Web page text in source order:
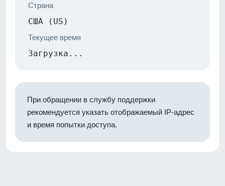
Страна
США (US)
Текущее время
Загрузка...
При обращении в службу поддержки
рекомендуется указать отображаемый IP-адрес
и время попытки доступа.